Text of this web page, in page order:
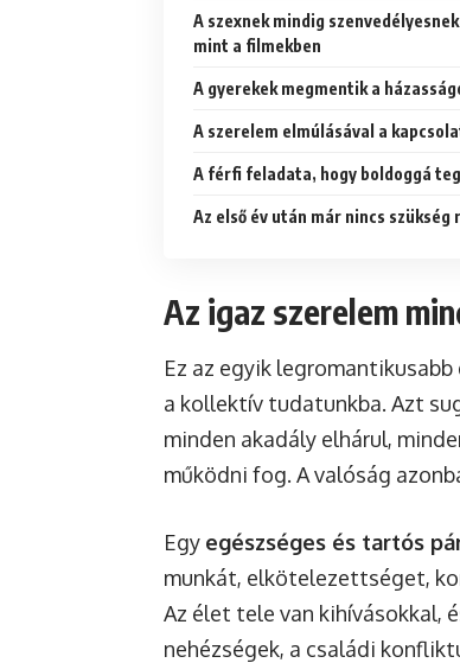
A szexnek mindig
mint a filmekben
A gyerekek megmentik a
A szerelem elmúlásával a
A férfi feladata, hogy boldoggá
Az első év után már nincs szükség
Az igaz szerelem
Ez az egyik
a kollektív tudatunkba. Azt
minden akadály elhárul,
működni fog. A valóság
Egy egészséges és tartós
munkát, elkötelezettséget,
Az élet tele van kihívásokkal,
nehézségek, a családi